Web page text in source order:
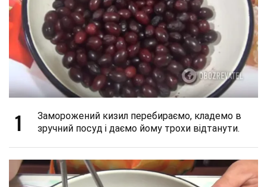
1
Заморожений кизил перебираємо, кладемо в
зручний посуд і даємо йому трохи відтанути.